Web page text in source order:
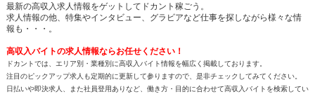
最新の高収入求人情報をゲットしてドカント稼ごう。
求人情報の他、特集やインタビュー、グラビアなど仕事を探しながら様々な情
報も・・・。
高収入バイトの求人情報ならお任せください！
ドカントでは、エリア別・業種別に高収入バイト情報を幅広く掲載しております。
注目のピックアップ求人も定期的に更新して参りますので、是非チェックしてみてください。
日払いや即決求人、また社員登用ありなど、働き方・目的に合わせて高収入バイトを検索してい